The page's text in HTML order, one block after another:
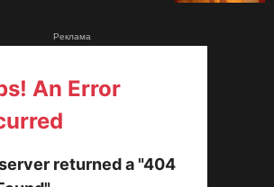
Реклама